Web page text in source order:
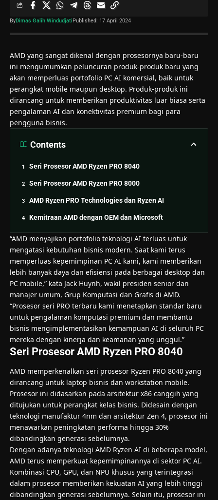
ByDimas Galih WindudjatiPublished: 17 April 2024
AMD yang sangat dikenal dengan prosesornya baru-baru
ini mengumumkan peluncuran produk-produk baru yang
akan memperluas portofolio PC AI komersial, baik untuk
perangkat mobile maupun desktop. Produk-produk ini
dirancang untuk memberikan produktivitas luar biasa serta
pengalaman AI dan konektivitas premium bagi para
pengguna bisnis.
Contents
Seri Prosesor AMD Ryzen PRO 8040
Seri Prosesor AMD Ryzen PRO 8000
AMD Ryzen PRO Technologies dan Ryzen AI
Kemitraan AMD dengan OEM dan Microsoft
“AMD menyajikan portofolio teknologi AI terluas untuk
mengatasi kebutuhan bisnis modern. Saat kami terus
memperluas kepemimpinan PC AI kami, kami memberikan
lebih banyak daya dan efisiensi pada berbagai desktop dan
PC mobile,” kata Jack Huynh, wakil presiden senior dan
manajer umum, Grup Komputasi dan Grafis di AMD.
“Prosesor seri PRO terbaru kami menetapkan standar baru
untuk pengalaman komputasi premium dan membantu
bisnis mengimplementasikan kemampuan AI di seluruh PC
mereka dengan kinerja dan keamanan yang unggul.”
Seri Prosesor AMD Ryzen PRO 8040
AMD memperkenalkan seri prosesor Ryzen PRO 8040 yang
dirancang untuk laptop bisnis dan workstation mobile.
Prosesor ini didasarkan pada arsitektur x86 canggih yang
ditujukan untuk perangkat kelas bisnis. Didesain dengan
teknologi manufaktur 4nm dan arsitektur Zen 4, prosesor ini
menawarkan peningkatan performa hingga 30%
dibandingkan generasi sebelumnya.
Dengan adanya teknologi AMD Ryzen AI di beberapa model,
AMD terus memperkuat kepemimpinannya di sektor PC AI.
Kombinasi CPU, GPU, dan NPU khusus yang terintegrasi
dalam prosesor memberikan kekuatan AI yang lebih tinggi
dibandingkan generasi sebelumnya. Selain itu, prosesor ini